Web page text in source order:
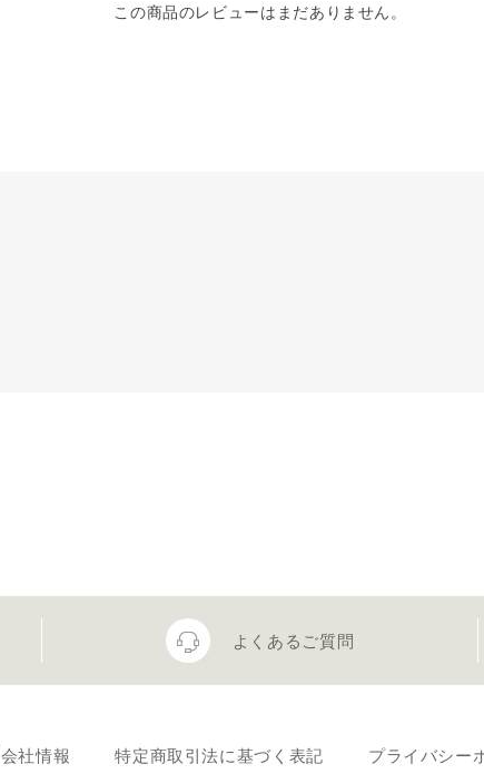
この商品のレビューはまだありません。
よくあるご質問
会社情報 特定商取引法に基づく表記 プライバシー